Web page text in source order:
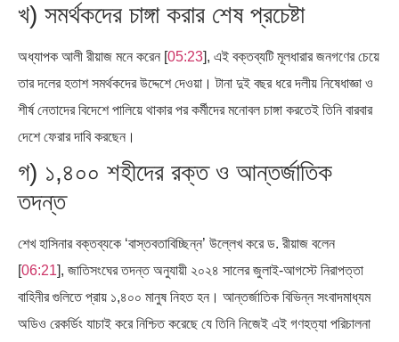
খ) সমর্থকদের চাঙ্গা করার শেষ প্রচেষ্টা
অধ্যাপক আলী রীয়াজ মনে করেন [05:23], এই বক্তব্যটি মূলধারার জনগণের চেয়ে
তার দলের হতাশ সমর্থকদের উদ্দেশে দেওয়া। টানা দুই বছর ধরে দলীয় নিষেধাজ্ঞা ও
শীর্ষ নেতাদের বিদেশে পালিয়ে থাকার পর কর্মীদের মনোবল চাঙ্গা করতেই তিনি বারবার
দেশে ফেরার দাবি করছেন।
গ) ১,৪০০ শহীদের রক্ত ও আন্তর্জাতিক
তদন্ত
শেখ হাসিনার বক্তব্যকে ‘বাস্তবতাবিচ্ছিন্ন’ উল্লেখ করে ড. রীয়াজ বলেন
[06:21], জাতিসংঘের তদন্ত অনুযায়ী ২০২৪ সালের জুলাই-আগস্টে নিরাপত্তা
বাহিনীর গুলিতে প্রায় ১,৪০০ মানুষ নিহত হন। আন্তর্জাতিক বিভিন্ন সংবাদমাধ্যম
অডিও রেকর্ডিং যাচাই করে নিশ্চিত করেছে যে তিনি নিজেই এই গণহত্যা পরিচালনা